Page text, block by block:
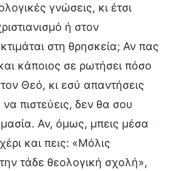
γνώσεις, κι έτσι
ή στον
στη θρησκεία; Αν πας
κάποιος σε ρωτήσει πόσο
Θεό, κι εσύ απαντήσεις
να πιστεύεις, δεν θα σου
Αν, όμως, μπεις μέσα
και πεις: «Μόλις
τάδε θεολογική σχολή»,